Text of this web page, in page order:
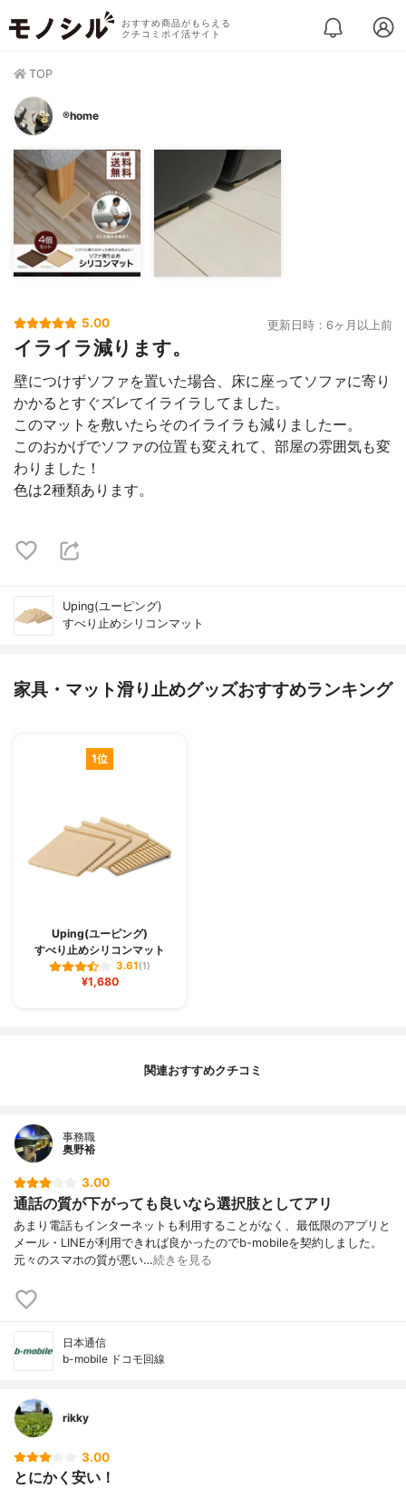
おすすめ商品がもらえる
クチコミポイ活サイト
TOP
®️home
5.00 更新日時：6ヶ月以上前
イライラ減ります。
壁につけずソファを置いた場合、床に座ってソファに寄り
かかるとすぐズレてイライラしてました。
このマットを敷いたらそのイライラも減りましたー。
このおかげでソファの位置も変えれて、部屋の雰囲気も変
わりました！
色は2種類あります。
Uping(ユーピング)
すべり止めシリコンマット
家具・マット滑り止めグッズおすすめランキング
1位
Uping(ユーピング)
すべり止めシリコンマット
3.61(1)
¥1,680
関連おすすめクチコミ
事務職
奥野裕
3.00
通話の質が下がっても良いなら選択肢としてアリ
あまり電話もインターネットも利用することがなく、最低限のアプリと
メール・LINEが利用できれば良かったのでb-mobileを契約しました。
元々のスマホの質が悪い…続きを見る
日本通信
b-mobile ドコモ回線
rikky
3.00
とにかく安い！